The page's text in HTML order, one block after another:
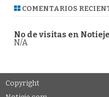
COMENTARIOS
No de visitas en
N/A
Copyright